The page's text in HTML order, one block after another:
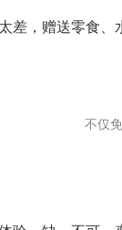
差，赠送零食、
不仅